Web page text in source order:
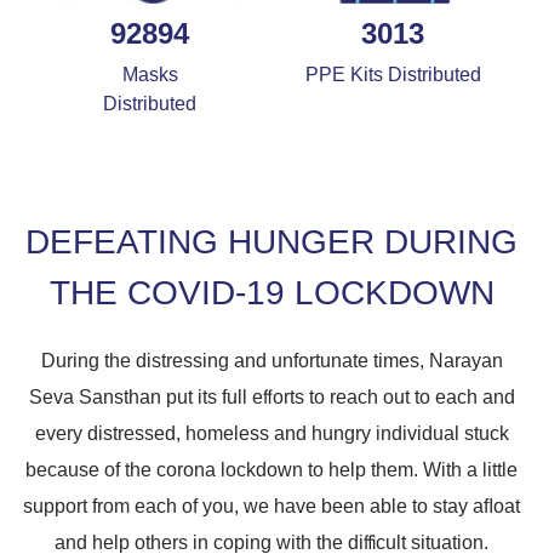
92894
Masks
Distributed
3013
PPE Kits Distributed
DEFEATING HUNGER DURING
THE COVID-19 LOCKDOWN
During the distressing and unfortunate times, Narayan
Seva Sansthan put its full eﬀorts to reach out to each and
every distressed, homeless and hungry individual stuck
because of the corona lockdown to help them. With a little
support from each of you, we have been able to stay aﬂoat
and help others in coping with the diﬃcult situation.